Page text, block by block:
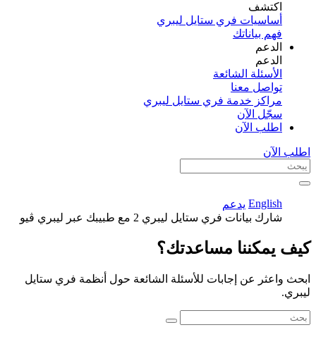
اكتشف​
أساسيات فري ستايل ليبري
فهم بياناتك
الدعم
الدعم
الأسئلة الشائعة
تواصل معنا
مراكز خدمة فري ستايل ليبري
سجّل الآن​
اطلب الآن
اطلب الآن
English يدعم
شارك بيانات فري ستايل ليبري 2 مع طبيبك عبر ليبري ڤيو
كيف يمكننا مساعدتك؟
ابحث واعثر عن إجابات للأسئلة الشائعة حول أنظمة فري ستايل
ليبري.